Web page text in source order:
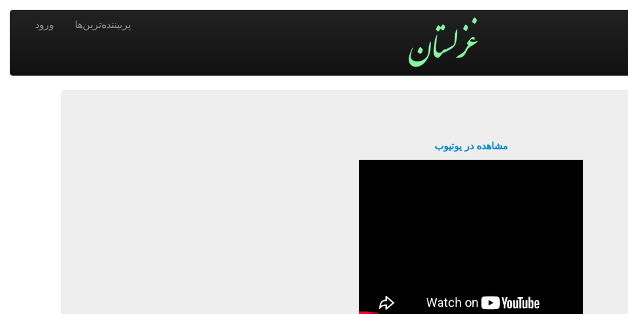
پربیننده‌ترین‌ها ورود
مشاهده در یوتیوب